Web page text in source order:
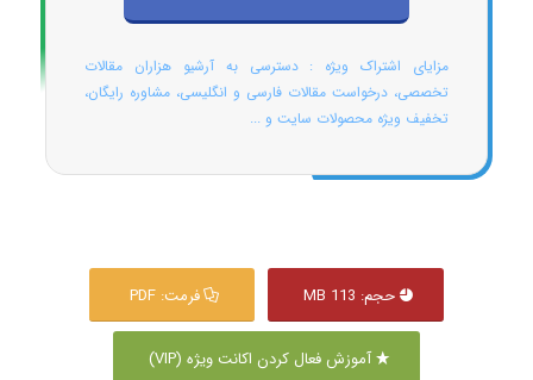
مزایای اشتراک ویژه : دسترسی به آرشیو هزاران مقالات
تخصصی، درخواست مقالات فارسی و انگلیسی، مشاوره رایگان،
تخفیف ویژه محصولات سایت و ...
حجم: 113 MB فرمت: PDF
آموزش فعال کردن اکانت ویژه (VIP)